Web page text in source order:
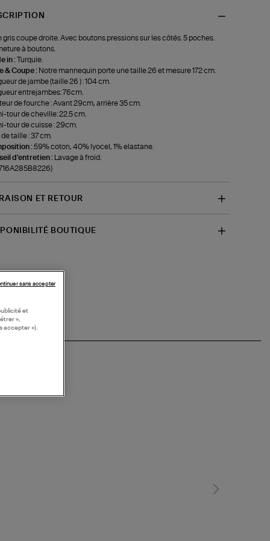
gris coupe droite. Avec boutons pressions sur les côtés. 5 poches.
à boutons.
in :Turquie.
& Coupe : Notre mannequin porte une taille 26 et mesure 172 cm.
de jambe (taille 26 ) : 104 cm.
entrejambes: 76cm.
de fourche : Avant 29cm, arrière 35 cm.
tour de cheville: 22.5 cm.
tour de cuisse : 29cm.
de taille : 37 cm.
:59% coton, 40% lyocel, 1% elastane.
d'entretien :
Lavage à froid.
ET RETOUR
BOUTIQUE
et
»,
accepter »).
sans accepter